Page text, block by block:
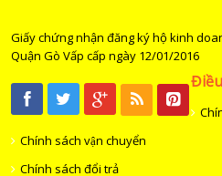
Giấy chứng nhận đăng ký hộ kinh
Quận Gò Vấp cấp ngày 12/01/2016
Chính sách vận chuyển
Chính sách đổi trả